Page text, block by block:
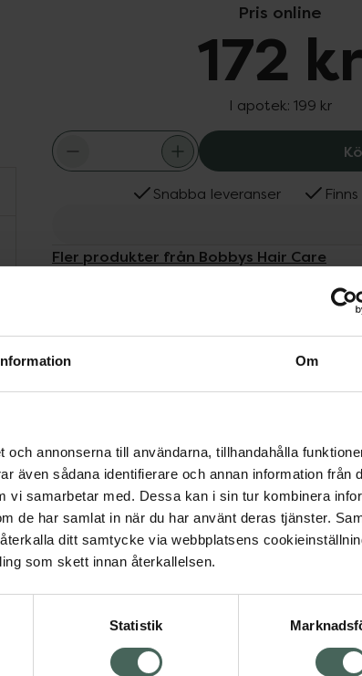
Om
annonserna till användarna, tillhandahålla
även sådana identifierare och annan information från
vi samarbetar med. Dessa kan i sin tur kombinera
de har samlat in när du har använt deras tjänster.
ditt samtycke via webbplatsens
som skett innan återkallelsen.
Statistik
Pris online
172 kr
I apotek: 199 kr
Snabba leveranser
Fler produkter från Bobbys Hair Care
4.4 av 5 i omdöme
Bobbys Hair Care Care
Dry Heat Protect
Torrt värmeskydd 250 ml
Pris online
172 kr
4.6 av
Spray
Köp båda för
306 kr Köp